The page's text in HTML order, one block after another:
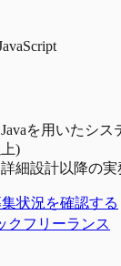
Javaを用いたシ
)
詳細設計以降の実
状況を確認する
クフリーランス